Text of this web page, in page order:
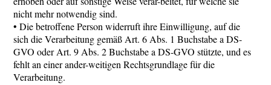
nicht mehr notwendig sind.
• Die betroffene Person widerruft ihre Einwilligung, auf die
sich die Verarbeitung gemäß Art. 6 Abs. 1 Buchstabe a DS-
GVO oder Art. 9 Abs. 2 Buchstabe a DS-GVO stützte, und es
fehlt an einer ander-weitigen Rechtsgrundlage für die
Verarbeitung.